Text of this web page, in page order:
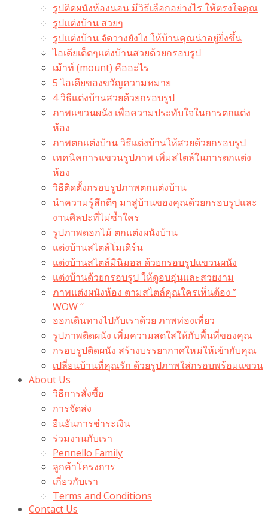
รูปติดผนังห้องนอน มีวิธีเลือกอย่างไร ให้ตรงใจคุณ
รูปแต่งบ้าน สวยๆ
รูปแต่งบ้าน จัดวางยังไง ให้บ้านคุณน่าอยู่ยิ่งขึ้น
ไอเดียเด็ดๆแต่งบ้านสวยด้วยกรอบรูป
เม้าท์ (mount) คืออะไร​
5 ไอเดียของขวัญความหมาย
4 วิธีแต่งบ้านสวยด้วยกรอบรูป
ภาพแขวนผนัง เพื่อความประทับใจในการตกแต่ง
ห้อง
ภาพตกแต่งบ้าน วิธีแต่งบ้านให้สวยด้วยกรอบรูป
เทคนิคการแขวนรูปภาพ เพิ่มสไตล์ในการตกแต่ง
ห้อง
วิธีติดตั้งกรอบรูปภาพตกแต่งบ้าน
นำความรู้สึกดีๆ มาสู่บ้านของคุณด้วยกรอบรูปและ
งานศิลปะที่ไม่ซ้ำใคร
รูปภาพดอกไม้ ตกแต่งผนังบ้าน
แต่งบ้านสไตล์โมเดิร์น
แต่งบ้านสไตล์มินิมอล ด้วยกรอบรูปแขวนผนัง
แต่งบ้านด้วยกรอบรูป ให้ดูอบอุ่นและสวยงาม
ภาพแต่งผนังห้อง ตามสไตล์คุณใครเห็นต้อง ”
WOW “
ออกเดินทางไปกับเราด้วย ภาพท่องเที่ยว
รูปภาพติดผนัง เพิ่มความสดใสให้กับพื้นที่ของคุณ
กรอบรูปติดผนัง สร้างบรรยากาศใหม่ให้เข้ากับคุณ
เปลี่ยนบ้านที่คุณรัก ด้วยรูปภาพใส่กรอบพร้อมแขวน​
About Us
วิธีการสั่งซื้อ
การจัดส่ง
ยืนยันการชำระเงิน
ร่วมงานกับเรา
Pennello Family
ลูกค้าโครงการ
เกี่ยวกับเรา
Terms and Conditions
Contact Us